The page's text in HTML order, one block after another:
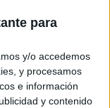
para
y/o accedemos
y procesamos
e información
y contenido